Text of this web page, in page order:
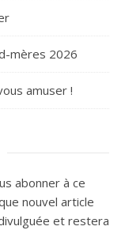
mères 2026
amuser !
abonner à ce
nouvel article
et restera